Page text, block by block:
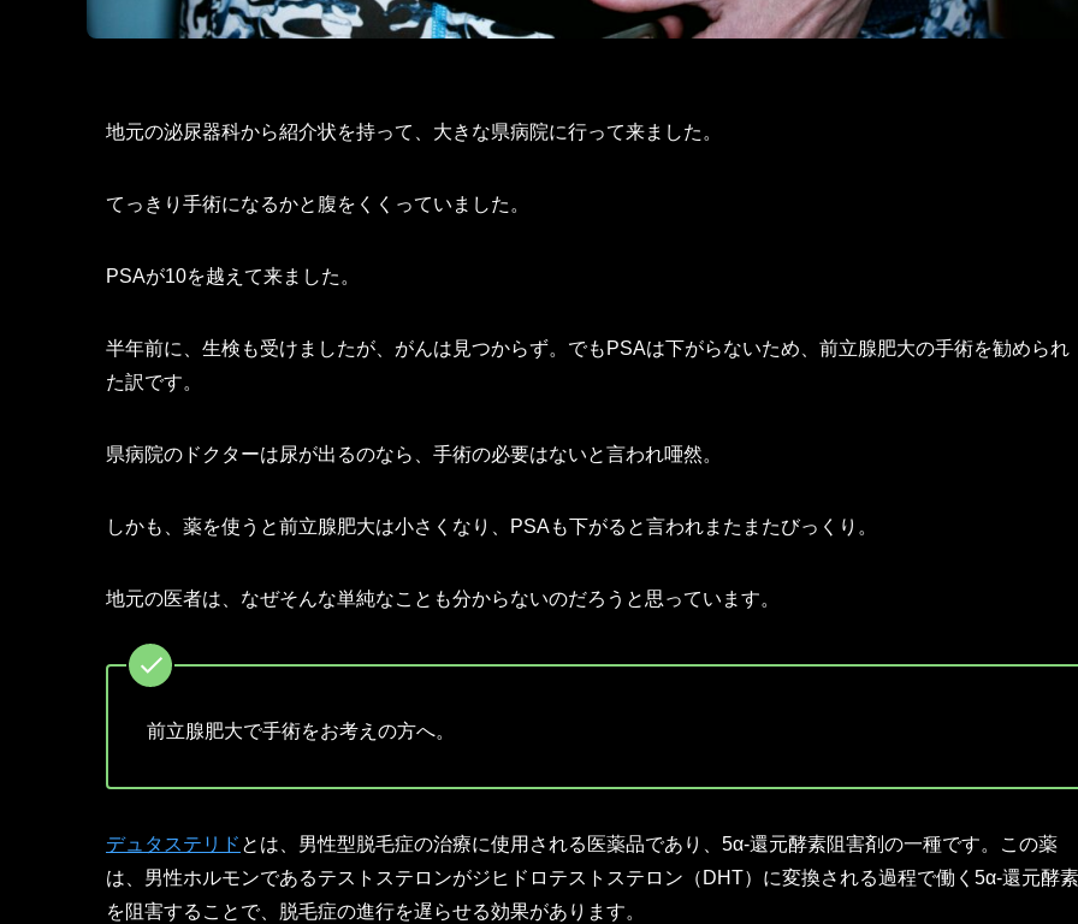
地元の泌尿器科から紹介状を持って、大きな県病院に行って来ました。
てっきり手術になるかと腹をくくっていました。
PSAが10を越えて来ました。
半年前に、生検も受けましたが、がんは見つからず。でもPSAは下がらないため、前立腺肥大の手術を勧められ
た訳です。
県病院のドクターは尿が出るのなら、手術の必要はないと言われ唖然。
しかも、薬を使うと前立腺肥大は小さくなり、PSAも下がると言われまたまたびっくり。
地元の医者は、なぜそんな単純なことも分からないのだろうと思っています。
前立腺肥大で手術をお考えの方へ。
デュタステリド とは、男性型脱毛症の治療に使用される医薬品であり、5α-還元酵素阻害剤の一種です。この薬
は、男性ホルモンであるテストステロンがジヒドロテストステロン（DHT）に変換される過程で働く5α-還元酵素
を阻害することで、脱毛症の進行を遅らせる効果があります。